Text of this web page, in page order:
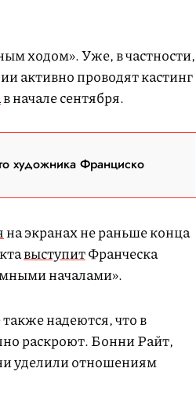
ходом». Уже, в частности,
активно проводят кастинг
в начале сентября.
художника Франциско
на экранах не раньше конца
выступитФранческа
началами».
надеются, что в
раскроют. Бонни Райт,
уделили отношениям